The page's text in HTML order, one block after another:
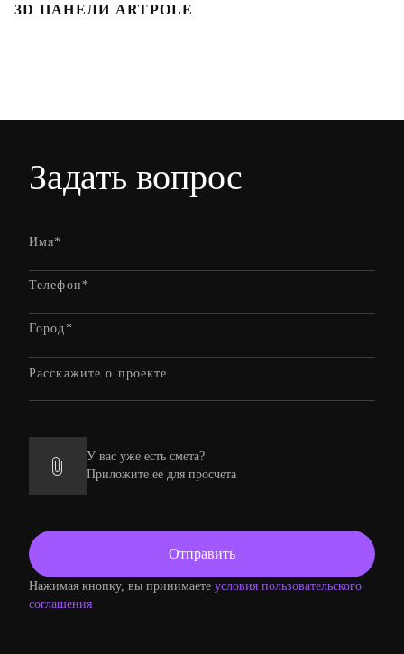
3D ПАНЕЛИ ARTPOLE
Задать вопрос
У вас уже есть смета?
Приложите ее для просчета
Нажимая кнопку, вы принимаете условия пользовательского
соглашения